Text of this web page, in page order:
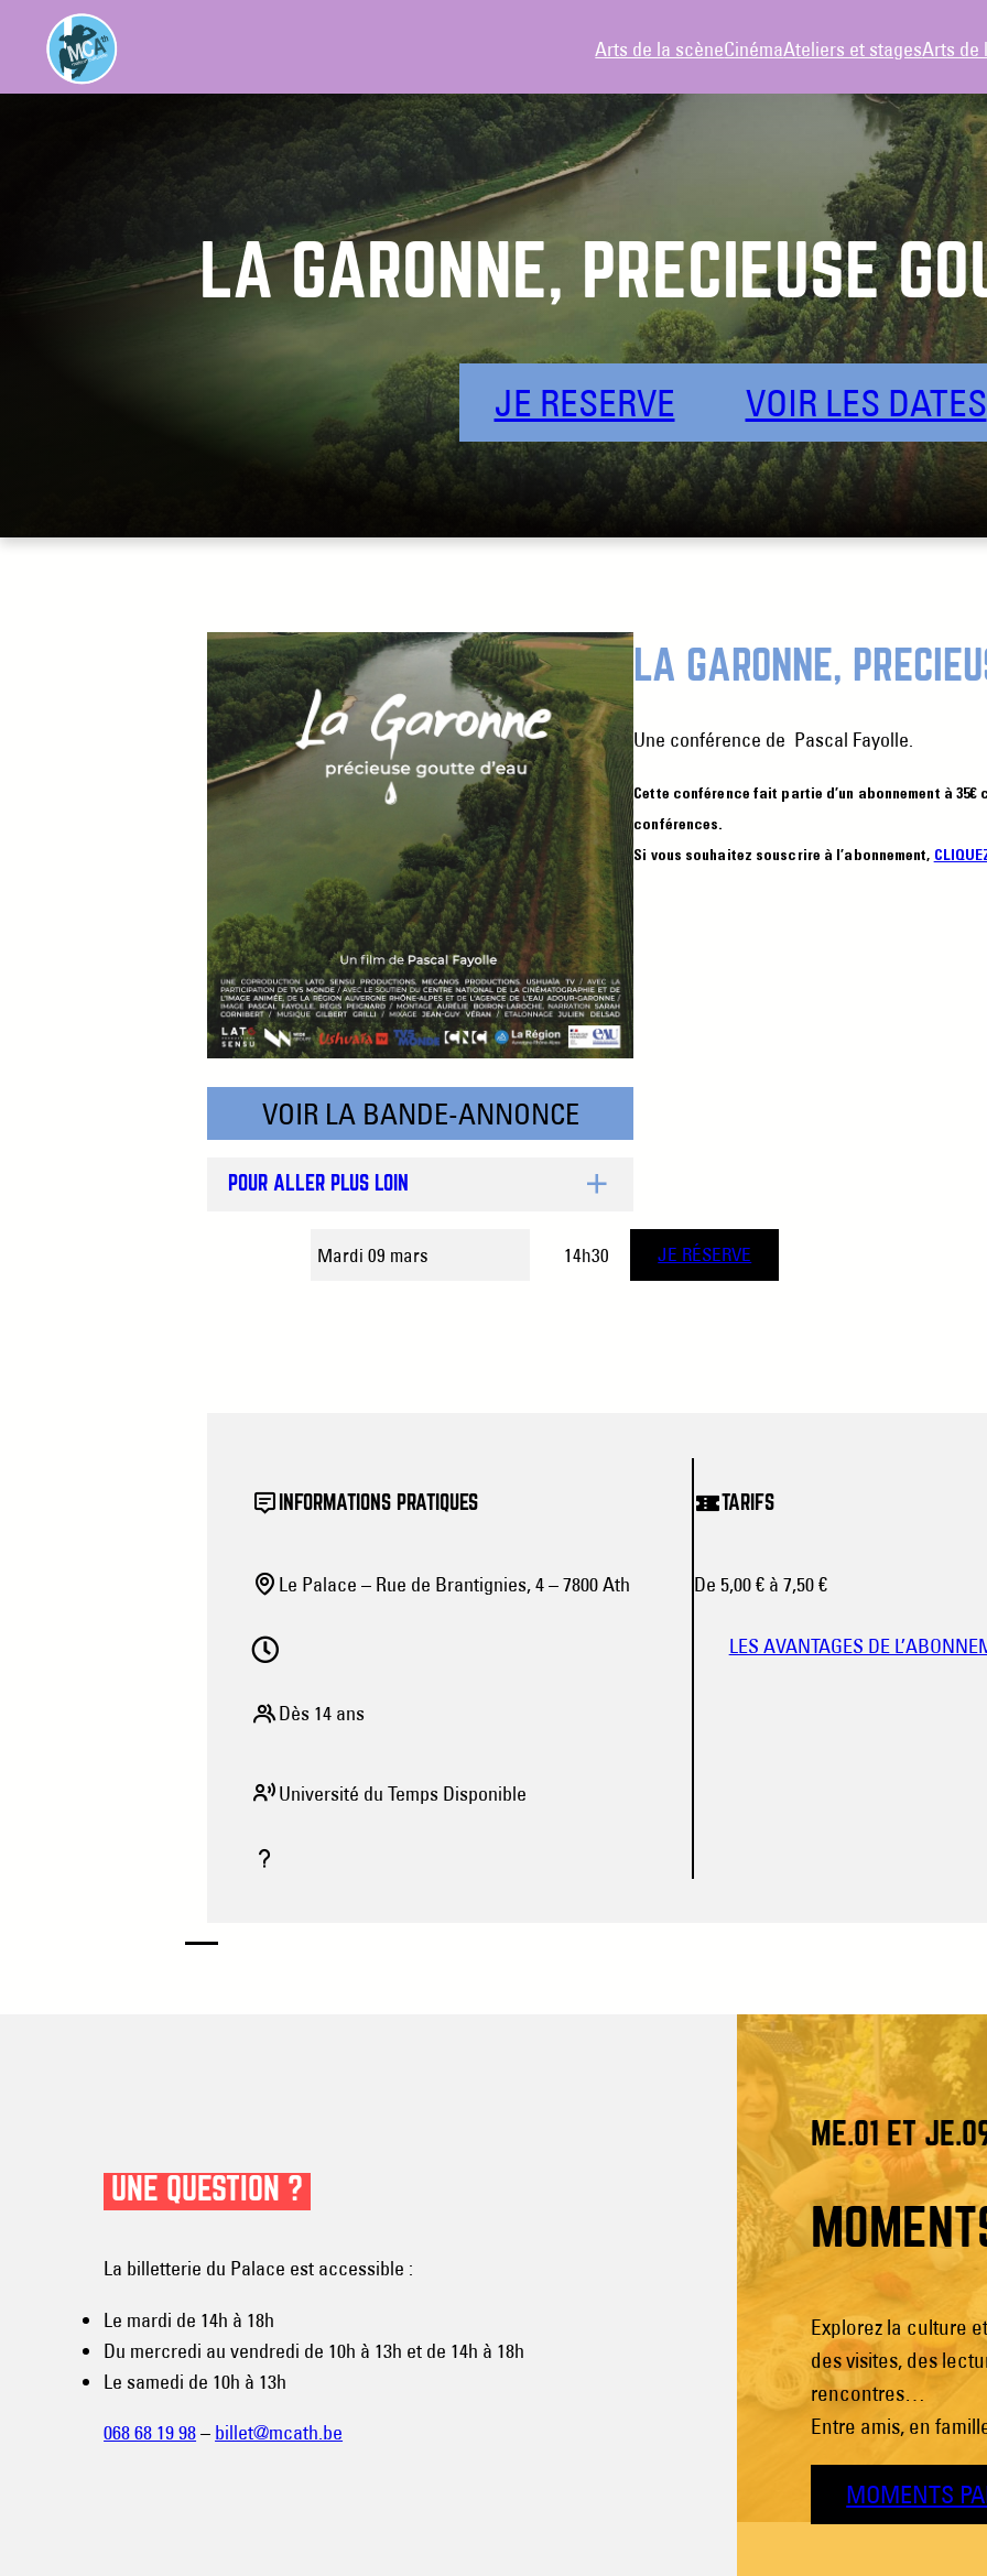
Arts de la scèneCinémaAteliers et stagesArts de
LA GARONNE, PRÉCIEUSE
JE RESERVE VOIR LES DATES
VOIR LA BANDE-ANNONCE
POUR ALLER PLUS LOIN
Mardi 09 mars 14h30 JE RÉSERVE
LA GARONNE,
Une conférence de Pascal Fayolle.
Cette conférence fait partie d’un abonnement à 35€
conférences.
Si vous souhaitez souscrire à l’abonnement,
INFORMATIONS PRATIQUES
Le Palace – Rue de Brantignies, 4 – 7800 Ath
Dès 14 ans
Université du Temps Disponible
TARIFS
De 5,00 € à 7,50 €
LES AVANTAGES DE
UNE QUESTION ?
La billetterie du Palace est accessible :
Le mardi de 14h à 18h
Du mercredi au vendredi de 10h à 13h et de 14h à 18h
Le samedi de 10h à 13h
068 68 19 98– billet@mcath.be
ME.01 ET
Explorez la culture
des visites, des
rencontres…
Entre amis, en
MOMENTS